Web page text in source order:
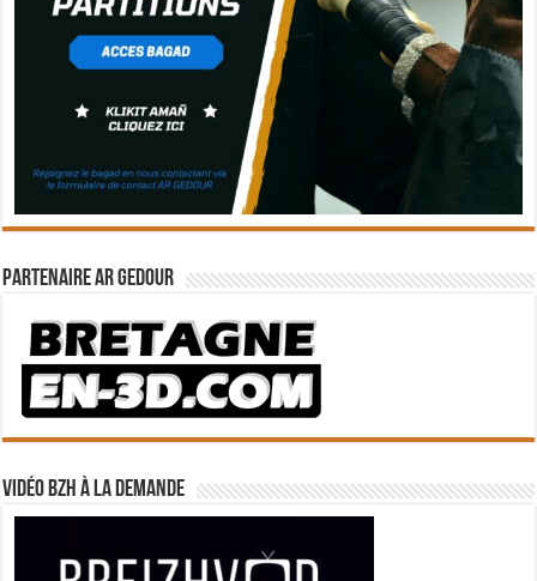
Partenaire Ar Gedour
Vidéo BZH à la demande